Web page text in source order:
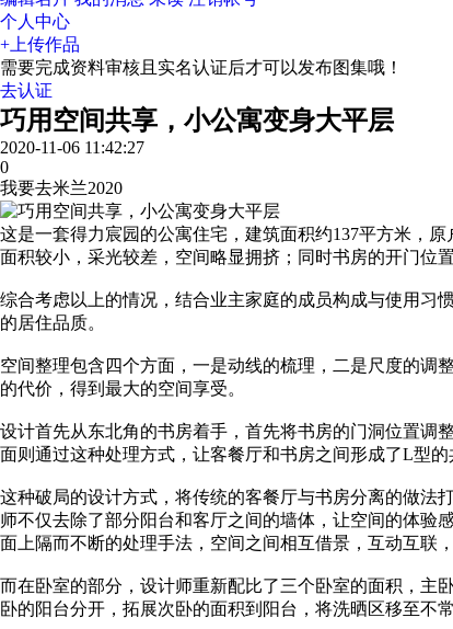
个人中心
+上传作品
需要完成资料审核且实名认证后才可以发布图集哦！
去认证
巧用空间共享，小公寓变身大平层
2020-11-06 11:42:27
0
我要去米兰2020
这是一套得力宸园的公寓住宅，建筑面积约137平方米，
面积较小，采光较差，空间略显拥挤；同时书房的开门位
综合考虑以上的情况，结合业主家庭的成员构成与使用习
的居住品质。
空间整理包含四个方面，一是动线的梳理，二是尺度的调
的代价，得到最大的空间享受。
设计首先从东北角的书房着手，首先将书房的门洞位置调
面则通过这种处理方式，让客餐厅和书房之间形成了L型的
这种破局的设计方式，将传统的客餐厅与书房分离的做法
师不仅去除了部分阳台和客厅之间的墙体，让空间的体验
面上隔而不断的处理手法，空间之间相互借景，互动互联
而在卧室的部分，设计师重新配比了三个卧室的面积，主
卧的阳台分开，拓展次卧的面积到阳台，将洗晒区移至不